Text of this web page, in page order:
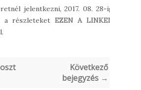
jelentkezni,2017. 08. 28-ig
a részleteket EZEN A LINKEN
Következő
bejegyzés →